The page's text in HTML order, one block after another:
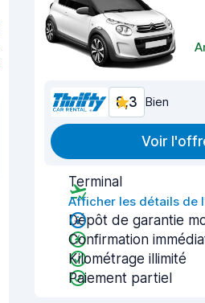
8,3 Bien
Voir
Terminal
Afficher les détails de
Dépôt de garantie
Confirmation
Kilométrage illimité
Paiement partiel